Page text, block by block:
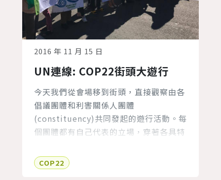
2016 年 11 月 15 日
UN連線: COP22街頭大遊行
今天我們從會場移到街頭，直接觀察由各
倡議團體和利害關係人團體
(constituency)共同發起的遊行活動。每
個團體都有自己代表的立場，穿著各具特
望藉由這樣的發聲，能喚起更多人關注氣
候變遷的意識。 在隊伍之中，我們可以
COP22